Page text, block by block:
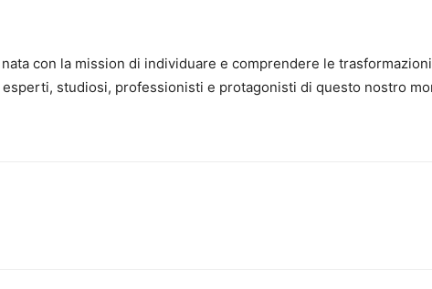
nata con la mission di individuare e comprendere le
studiosi, professionisti e protagonisti di questo nostro